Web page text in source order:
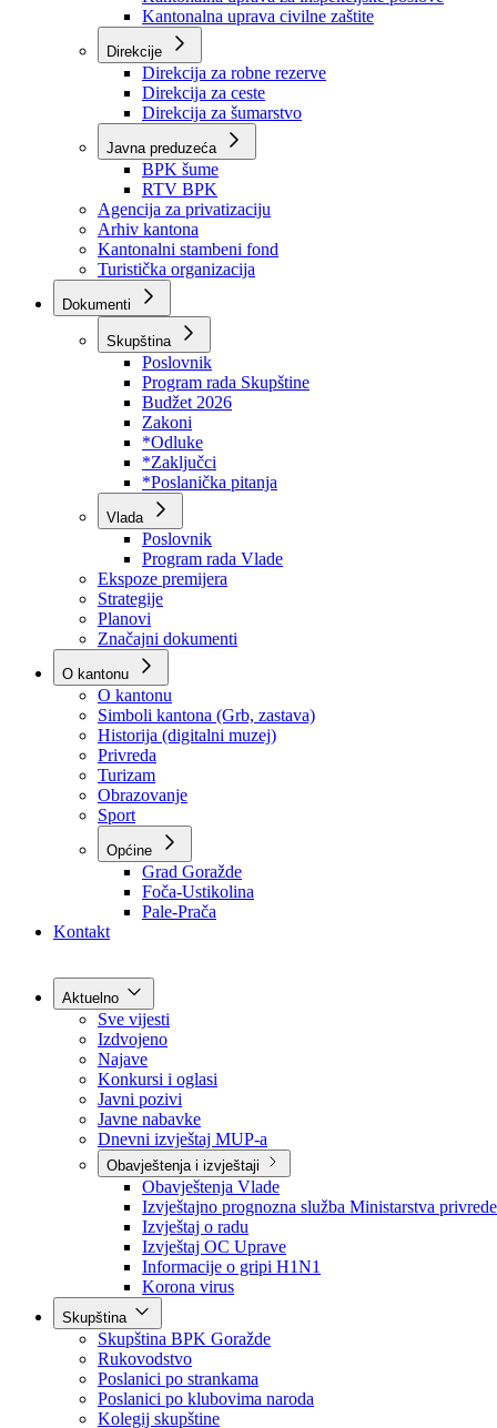
Kantonalna uprava za inspekcijske poslove
Kantonalna uprava civilne zaštite
Direkcije
Direkcija za robne rezerve
Direkcija za ceste
Direkcija za šumarstvo
Javna preduzeća
BPK šume
RTV BPK
Agencija za privatizaciju
Arhiv kantona
Kantonalni stambeni fond
Turistička organizacija
Dokumenti
Skupština
Poslovnik
Program rada Skupštine
Budžet 2026
Zakoni
*Odluke
*Zaključci
*Poslanička pitanja
Vlada
Poslovnik
Program rada Vlade
Ekspoze premijera
Strategije
Planovi
Značajni dokumenti
O kantonu
O kantonu
Simboli kantona (Grb, zastava)
Historija (digitalni muzej)
Privreda
Turizam
Obrazovanje
Sport
Općine
Kontakt
Aktuelno
Sve vijesti
Izdvojeno
Najave
Konkursi i oglasi
Javni pozivi
Javne nabavke
Dnevni izvještaj MUP-a
Obavještenja i izvještaji
Obavještenja Vlade
Izvještajno prognozna služba Ministarstva privrede
Izvještaj o radu
Izvještaj OC Uprave
Informacije o gripi H1N1
Korona virus
Skupština
Skupština BPK Goražde
Rukovodstvo